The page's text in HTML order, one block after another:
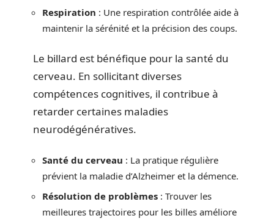
Respiration : Une respiration contrôlée aide à
maintenir la sérénité et la précision des coups.
Le billard est bénéfique pour la santé du
cerveau. En sollicitant diverses
compétences cognitives, il contribue à
retarder certaines maladies
neurodégénératives.
Santé du cerveau : La pratique régulière
prévient la maladie d’Alzheimer et la démence.
Résolution de problèmes : Trouver les
meilleures trajectoires pour les billes améliore